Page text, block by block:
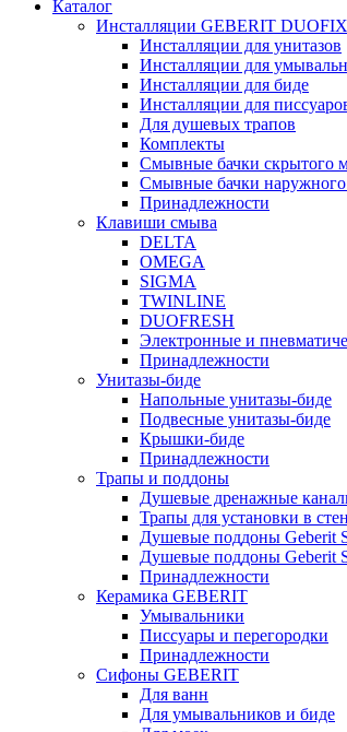
Каталог
Инсталляции GEBERIT DUOFIX
Инсталляции для унитазов
Инсталляции для
Инсталляции для биде
Инсталляции для
Для душевых трапов
Комплекты
Смывные бачки скрытого
Смывные бачки
Принадлежности
Клавиши смыва
DELTA
OMEGA
SIGMA
TWINLINE
DUOFRESH
Электронные и
Принадлежности
Унитазы-биде
Напольные унитазы-биде
Подвесные унитазы-биде
Крышки-биде
Принадлежности
Трапы и поддоны
Душевые дренажные
Трапы для установки в
Душевые поддоны Geberit
Душевые поддоны Geberit
Принадлежности
Керамика GEBERIT
Умывальники
Писсуары и перегородки
Принадлежности
Сифоны GEBERIT
Для ванн
Для умывальников и биде